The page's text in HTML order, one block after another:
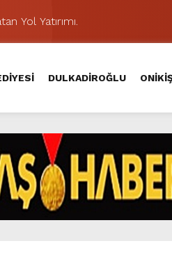
Yol Yatırımı.
Bir Aradaydı.
Hale Geliyor.
– Ali Kayası Etabıyla Başlıyor.
Yaşattı.
Yarışacak.
Gün Bekliyor.
Hazırlıyor.
DULKADİROĞLU